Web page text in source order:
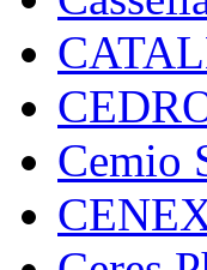
Cemio